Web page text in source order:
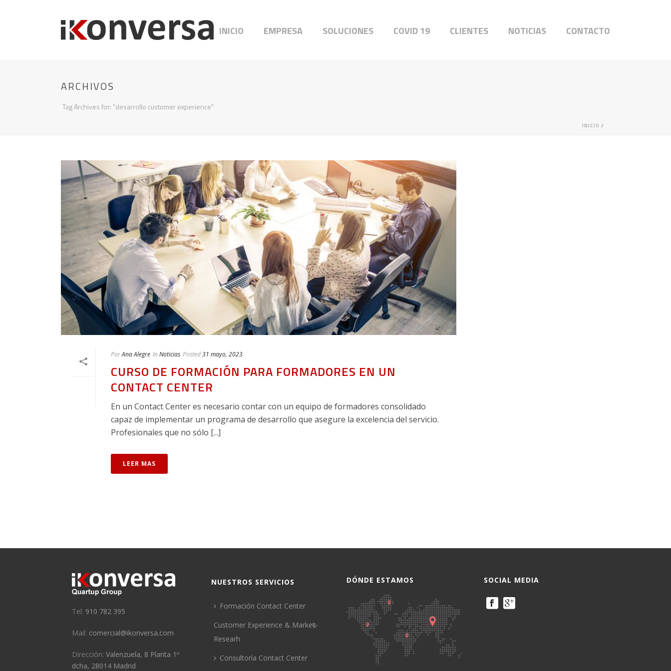
INICIO EMPRESA SOLUCIONES COVID 19 CLIENTES NOTICIAS CONTACTO
ARCHIVOS
Tag Archives for: "desarrollo customer experience"
INICIO /
PorAna Alegre In Noticias Posted31 mayo, 2023
CURSO DE FORMACIÓN PARA FORMADORES EN UN
CONTACT CENTER
En un Contact Center es necesario contar con un equipo de formadores consolidado
capaz de implementar un programa de desarrollo que asegure la excelencia del servicio.
Profesionales que no sólo [...]
LEER MAS
Tel: 910 782 395
Mail: comercial@ikonversa.com
Dirección: Valenzuela, 8 Planta 1º
dcha, 28014 Madrid
NUESTROS SERVICIOS
Formación Contact Center
Customer Experience & Market
Researh
Consultoría Contact Center
DÓNDE ESTAMOS SOCIAL MEDIA